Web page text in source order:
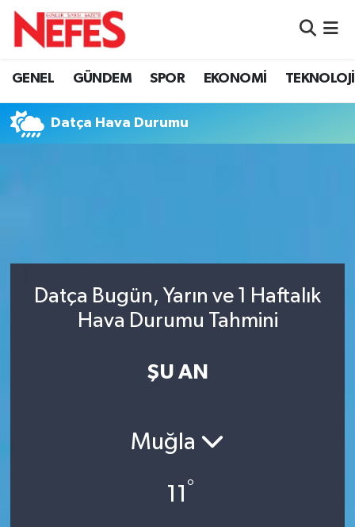
GENEL GÜNDEM SPOR EKONOMİ TEKNOLOJİ
Datça Hava Durumu
Datça Bugün, Yarın ve 1 Haftalık
Hava Durumu Tahmini
ŞU AN
Muğla
11°
Hava Durumu
Namaz Vakitleri
Tüm Manşetler
Son Dakika Haberleri